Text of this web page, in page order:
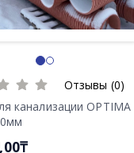
Отзывы (0)
канализации OPTIMA